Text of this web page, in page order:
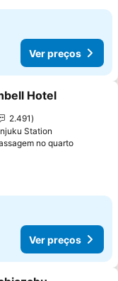
Ver preços
aos favoritos
Hotel
2.491
Station
no quarto
Ver preços